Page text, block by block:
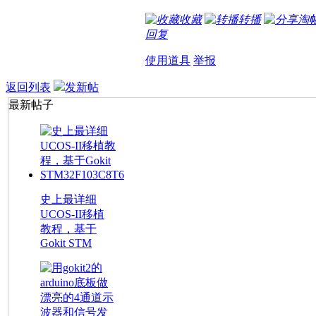
收藏 转播 淘
回复
使用道具 举报
返回列表
发新帖
最新帖子
史上最详细
UCOS-II移植
教程，基于
Gokit STM